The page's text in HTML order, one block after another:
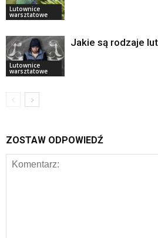
Lutownice
warsztatowe
Lutownice
warsztatowe
Jakie są rodzaje
ZOSTAW ODPOWIEDŹ